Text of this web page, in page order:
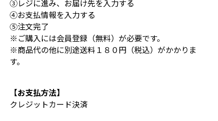
③レジに進み、お届け先を入力する
④お支払情報を入力する
⑤注文完了
※ご購入には会員登録（無料）が必要です。
※商品代の他に別途送料１８０円（税込）がかかりま
す。
【お支払方法】
クレジットカード決済